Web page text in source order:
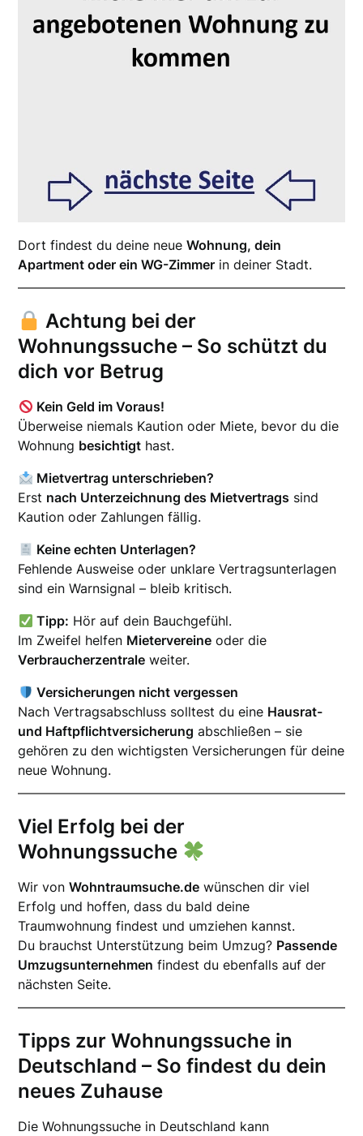
Dort findest du deine neueWohnung, dein
Apartment oder ein WG-Zimmer in deiner Stadt.
Achtung bei der
Wohnungssuche – So schützt du
dich vor Betrug
Kein Geld im Voraus!
Überweise niemals Kaution oder Miete, bevor du die
Wohnung besichtigt hast.
Mietvertrag unterschrieben?
Erst nach Unterzeichnung des Mietvertrags sind
Kaution oder Zahlungen fällig.
Keine echten Unterlagen?
Fehlende Ausweise oder unklare Vertragsunterlagen
sind ein Warnsignal – bleib kritisch.
Tipp: Hör auf dein Bauchgefühl.
Im Zweifel helfen Mietervereine oder die
Verbraucherzentrale weiter.
Versicherungen nicht vergessen
Nach Vertragsabschluss solltest du eine Hausrat-
und Haftpflichtversicherung abschließen – sie
gehören zu den wichtigsten Versicherungen für deine
neue Wohnung.
Viel Erfolg bei der
Wohnungssuche
Wir vonWohntraumsuche.de wünschen dir viel
Erfolg und hoffen, dass du bald deine
Traumwohnung findest und umziehen kannst.
Du brauchst Unterstützung beim Umzug? Passende
Umzugsunternehmen findest du ebenfalls auf der
nächsten Seite.
Tipps zur Wohnungssuche in
Deutschland – So findest du dein
neues Zuhause
Die Wohnungssuche in Deutschland kann